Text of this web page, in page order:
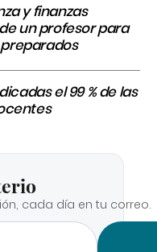
y finanzas
un profesor para
el 99 % de las
cada día en tu correo.